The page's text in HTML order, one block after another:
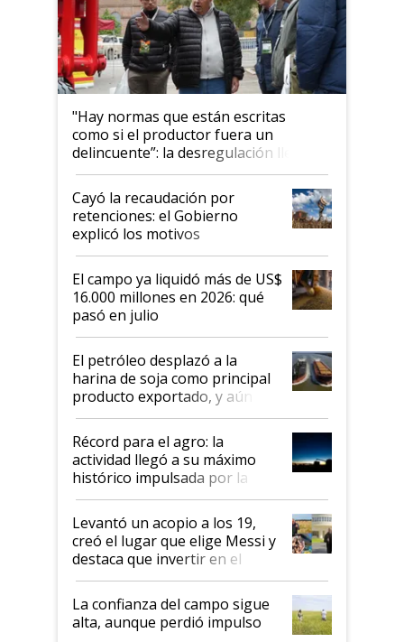
"Hay normas que están escritas
como si el productor fuera un
delincuente”: la desregulación llegó
al Congreso Aapresid y hasta se
habló del financiamiento al IPCVA
Cayó la recaudación por
retenciones: el Gobierno
explicó los motivos
El campo ya liquidó más de US$
16.000 millones en 2026: qué
pasó en julio
El petróleo desplazó a la
harina de soja como principal
producto exportado, y aún así
el agro aportó casi seis de cada
diez dólares y sostuvo el
liderazgo en un semestre
récord
Récord para el agro: la
actividad llegó a su máximo
histórico impulsada por la
cosecha y las exportaciones
Levantó un acopio a los 19,
creó el lugar que elige Messi y
destaca que invertir en el
kirchnerismo era como "darle
plata a un hijo para droga":
Juan Félix Rossetti, el libertario
que de una dura crisis salió
La confianza del campo sigue
alta, aunque perdió impulso